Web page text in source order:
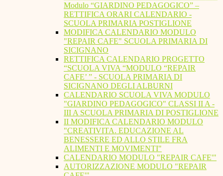
Modulo “GIARDINO PEDAGOGICO” –
RETTIFICA ORARI CALENDARIO -
SCUOLA PRIMARIA POSTIGLIONE
MODIFICA CALENDARIO MODULO
"REPAIR CAFE" SCUOLA PRIMARIA DI
SICIGNANO
RETTIFICA CALENDARIO PROGETTO
“SCUOLA VIVA “MODULO “REPAIR
CAFE’ ” - SCUOLA PRIMARIA DI
SICIGNANO DEGLI ALBURNI
CALENDARIO SCUOLA VIVA MODULO
"GIARDINO PEDAGOGICO" CLASSI II A -
III A SCUOLA PRIMARIA DI POSTIGLIONE
II MODIFICA CALENDARIO MODULO
"CREATIVITA. EDUCAZIONE AL
BENESSERE ED ALLO STILE FRA
ALIMENTI E MOVIMENTI"
CALENDARIO MODULO "REPAIR CAFE'"
AUTORIZZAZIONE MODULO "REPAIR